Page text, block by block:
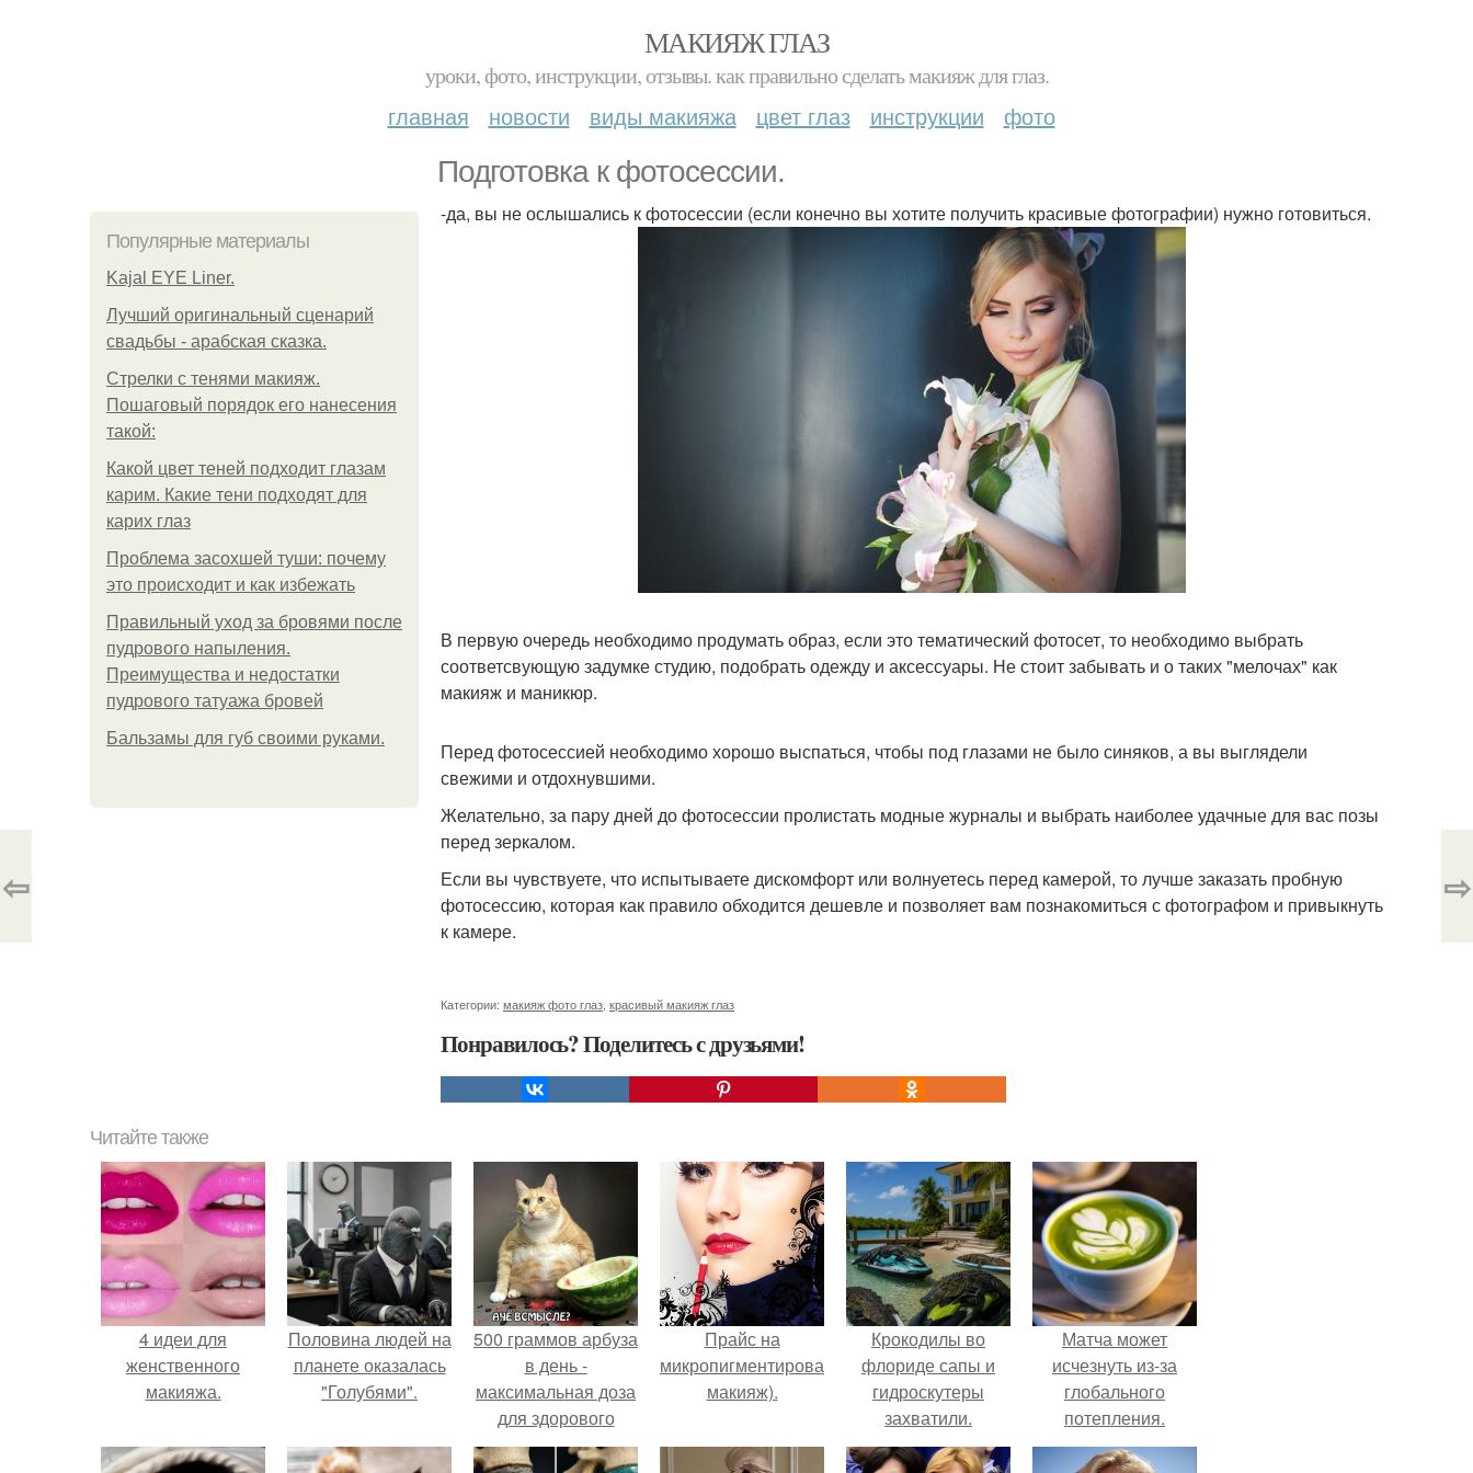
МАКИЯЖ ГЛАЗ
уроки, фото, инструкции, отзывы. как правильно сделать макияж для глаз.
главная новости виды макияжа цвет глаз инструкции фото
Подготовка к фотосессии.
Популярные материалы
Kajal EYE Liner.
Лучший оригинальный сценарий
свадьбы - арабская сказка.
Стрелки с тенями макияж.
Пошаговый порядок его нанесения
такой:
Какой цвет теней подходит глазам
карим. Какие тени подходят для
карих глаз
Проблема засохшей туши: почему
это происходит и как избежать
Правильный уход за бровями после
пудрового напыления.
Преимущества и недостатки
пудрового татуажа бровей
Бальзамы для губ своими руками.
-да, вы не ослышались к фотосессии (если конечно вы хотите получить красивые фотографии) нужно готовиться.
В первую очередь необходимо продумать образ, если это тематический фотосет, то необходимо выбрать
соответсвующую задумке студию, подобрать одежду и аксессуары. Не стоит забывать и о таких "мелочах" как
макияж и маникюр.
Перед фотосессией необходимо хорошо выспаться, чтобы под глазами не было синяков, а вы выглядели
свежими и отдохнувшими.
Желательно, за пару дней до фотосессии пролистать модные журналы и выбрать наиболее удачные для вас позы
перед зеркалом.
Если вы чувствуете, что испытываете дискомфорт или волнуетесь перед камерой, то лучше заказать пробную
фотосессию, которая как правило обходится дешевле и позволяет вам познакомиться с фотографом и привыкнуть
к камере.
Категории: макияж фото глаз красивый макияж глаз
Понравилось? Поделитесь с друзьями!
⇦ ⇨
Читайте также
4 идеи для
женственного
макияжа.
Половина людей на
планете оказалась
"Голубями".
500 граммов арбуза
в день -
максимальная доза
для здорового
взрослого,
Прайс на
микропигментирование(перманентный
макияж).
Крокодилы во
флориде сапы и
гидроскутеры
захватили.
Матча может
исчезнуть из-за
глобального
потепления.